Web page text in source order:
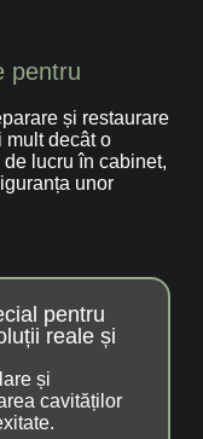
pentru
și restaurare
mult decât o
lucru în cabinet,
unor
pentru
reale și
și
cavităților